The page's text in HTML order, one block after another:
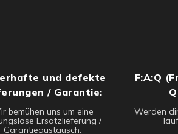
und defekte
/ Garantie:
bemühen uns um eine
Ersatzlieferung /
Garantieaustausch.
F:A:Q
Werden